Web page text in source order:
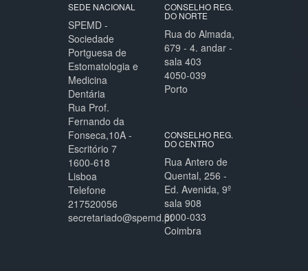
SEDE NACIONAL
SPEMD -
Sociedade
Portguesa de
Estomatologia e
Medicina
Dentária
Rua Prof.
Fernando da
Fonseca,10A -
Escritório 7
1600-618
Lisboa
Telefone
217520056
secretariado@spemd.pt
CONSELHO REG.
DO NORTE
Rua do Almada,
679 - 4. andar -
sala 403
4050-039
Porto
CONSELHO REG.
DO CENTRO
Rua Antero de
Quental, 256 -
Ed. Avenida, 9º
sala 908
3000-033
Coimbra